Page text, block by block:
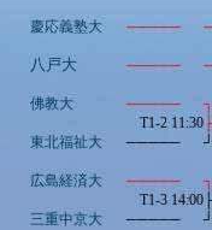
慶応義塾大 ─────
八戸大 ─────
佛教大 ─────
T1-2 11:30
東北福祉大
─────
広島経済大 ─────
T1-3 14:00
三重中京大
─────